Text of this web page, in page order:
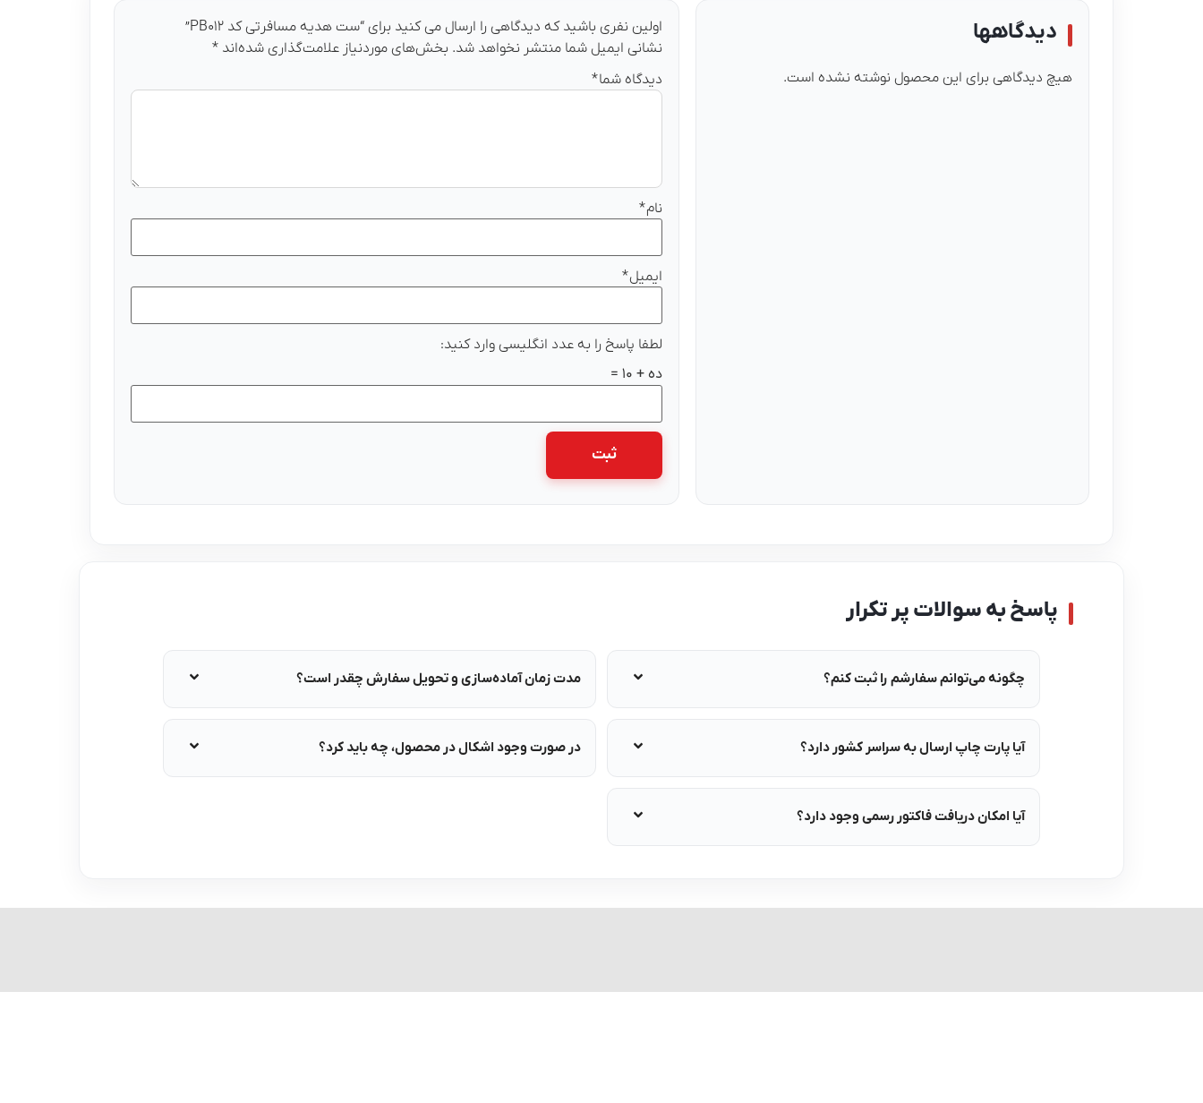
دیدگاهها
هیچ دیدگاهی برای این محصول نوشته نشده است.
اولین نفری باشید که دیدگاهی را ارسال می کنید برای “ست هدیه مسافرتی کد PB۰۱۲”
نشانی ایمیل شما منتشر نخواهد شد. بخش‌های موردنیاز علامت‌گذاری شده‌اند *
دیدگاه شما*
نام*
ایمیل*
لطفا پاسخ را به عدد انگلیسی وارد کنید:
ده + 10 =
پاسخ به سوالات پر تکرار
چگونه می‌توانم سفارشم را ثبت کنم؟ مدت زمان آماده‌سازی و تحویل سفارش چقدر است؟
آیا پارت چاپ ارسال به سراسر کشور دارد؟ در صورت وجود اشکال در محصول، چه باید کرد؟
آیا امکان دریافت فاکتور رسمی وجود دارد؟